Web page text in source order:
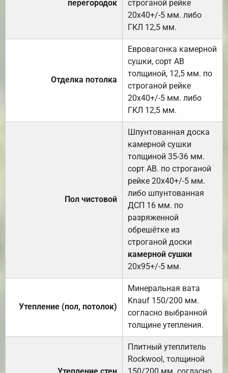
перегородок
строганой рейке
20х40+/-5 мм. либо
ГКЛ 12,5 мм.
Отделка потолка
Евровагонка камерной
сушки, сорт АВ
толщиной, 12,5 мм. по
строганой рейке
20х40+/-5 мм. либо
ГКЛ 12,5 мм.
Пол чистовой
Шпунтованная доска
камерной сушки
толщиной 35-36 мм.
сорт АВ. по строганой
рейке 20х40+/-5 мм.
либо шпунтованная
ДСП 16 мм. по
разряженной
обрешётке из
строганой доски
камерной сушки
20х95+/-5 мм.
Утепление (пол, потолок)
Минеральная вата
Knauf 150/200 мм.
согласно выбранной
толщине утепления.
Утепление стен
Плитный утеплитель
Rockwool, толщиной
150/200 мм. согласно